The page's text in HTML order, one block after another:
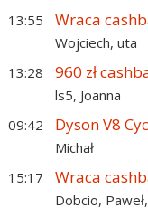
13:55
Wojciech, uta
13:28
ls5, Joanna
09:42
Michał
15:17
Dobcio, Paweł,